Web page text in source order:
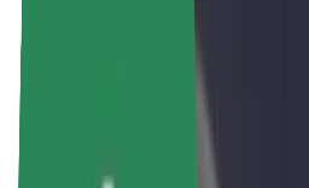
รายได้ของพนักงานส่งขอ